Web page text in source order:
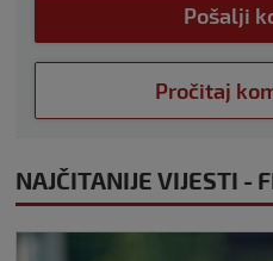
Pošalji
Pročitaj
NAJČITANIJE VIJESTI -